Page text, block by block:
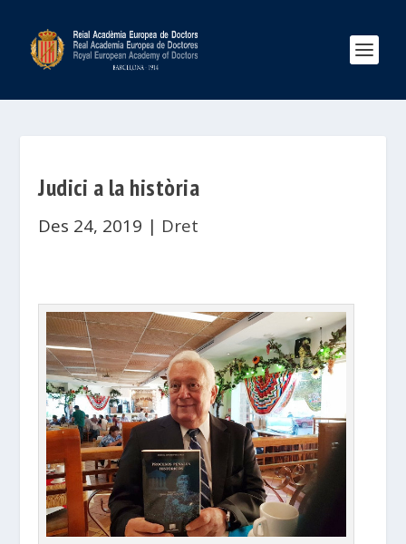
Judici a la història
Des 24, 2019 | Dret